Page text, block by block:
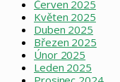
Červen 2025
Květen 2025
Duben 2025
Březen 2025
Únor 2025
Leden 2025